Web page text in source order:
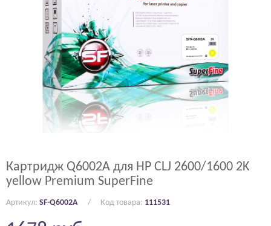
Картридж Q6002A для HP CLJ 2600/1600 2K
yellow Premium SuperFine
Артикул: SF-Q6002A Код товара: 111531